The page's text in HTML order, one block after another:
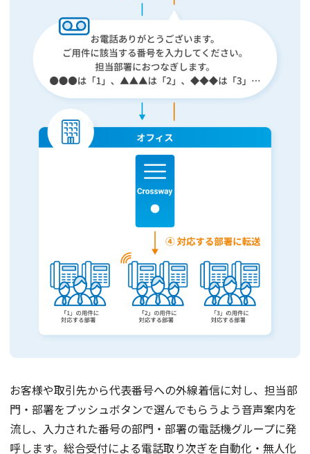
お客様や取引先から代表番号への外線着信に対し、担当部
門・部署をプッシュボタンで選んでもらうよう音声案内を
流し、入力された番号の部門・部署の電話機グループに発
呼します。総合受付による電話取り次ぎを自動化・無人化